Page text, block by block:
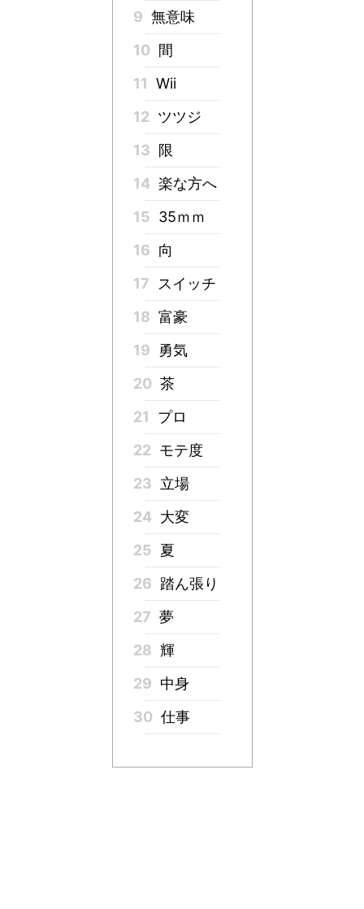
9 無意味
10
間
11 Wii
12 ツツジ
13 限
14 楽な方へ
15 35ｍｍ
16 向
17
スイッチ
18 富豪
19
勇気
20 茶
21
プロ
22 モテ度
23 立場
24 大変
25 夏
26 踏ん張り
27 夢
28 輝
29 中身
30 仕事